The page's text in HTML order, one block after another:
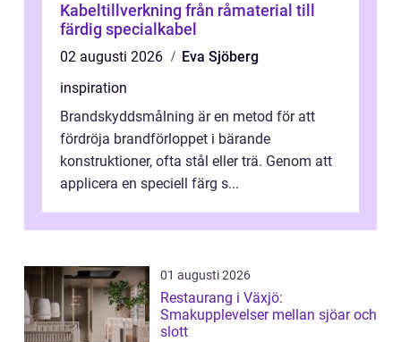
Kabeltillverkning från råmaterial till
färdig specialkabel
02 augusti 2026
Eva Sjöberg
inspiration
Brandskyddsmålning är en metod för att
fördröja brandförloppet i bärande
konstruktioner, ofta stål eller trä. Genom att
applicera en speciell färg s...
01 augusti 2026
Restaurang i Växjö:
Smakupplevelser mellan sjöar och
slott